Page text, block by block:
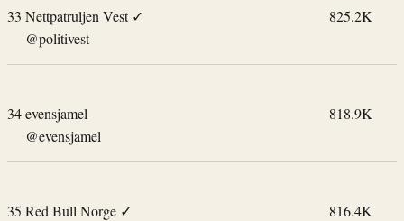
33 Nettpatruljen Vest ✓
@politivest
825.2K
34evensjamel
@evensjamel
818.9K
35 Red Bull Norge ✓
816.4K